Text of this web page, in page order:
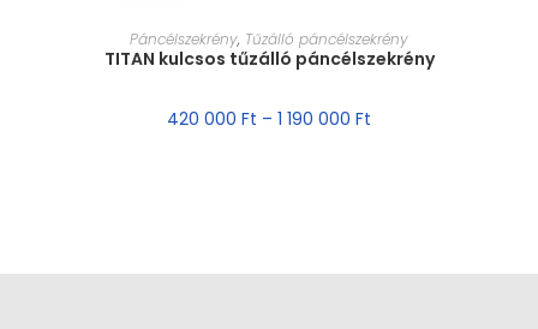
MÉRET VÁLASZTÁSA
Páncélszekrény, Tűzálló páncélszekrény
TITAN kulcsos tűzálló páncélszekrény
420 000 Ft – 1 190 000 Ft